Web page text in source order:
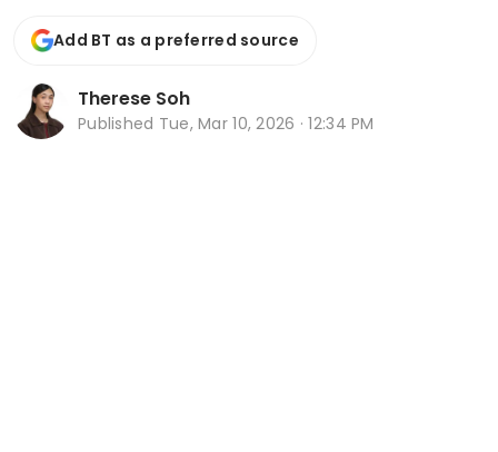
Add BT as a preferred source
Therese Soh
Published Tue, Mar 10, 2026 · 12:34 PM